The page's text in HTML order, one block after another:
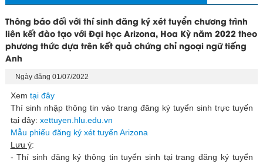
Thông báo đối với thí sinh đăng ký xét tuyển chương trình
liên kết đào tạo với Đại học Arizona, Hoa Kỳ năm 2022 theo
phương thức dựa trên kết quả chứng chỉ ngoại ngữ tiếng
Anh
Ngày đăng 01/07/2022
Xem tại đây
Thí sinh nhập thông tin vào trang đăng ký tuyển sinh trực tuyến
tại đây: xettuyen.hlu.edu.vn
Mẫu phiếu đăng ký xét tuyển Arizona
Lưu ý:
- Thí sinh đăng ký thông tin tuyển sinh tại trang đăng ký tuyển